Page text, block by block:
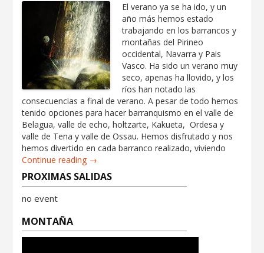
El verano ya se ha ido, y un
año más hemos estado
trabajando en los barrancos y
montañas del Pirineo
occidental, Navarra y Pais
Vasco. Ha sido un verano muy
seco, apenas ha llovido, y los
ríos han notado las
consecuencias a final de verano. A pesar de todo hemos
tenido opciones para hacer barranquismo en el valle de
Belagua, valle de echo, holtzarte, Kakueta, Ordesa y
valle de Tena y valle de Ossau. Hemos disfrutado y nos
hemos divertido en cada barranco realizado, viviendo
Continue reading →
PROXIMAS SALIDAS
no event
MONTAÑA